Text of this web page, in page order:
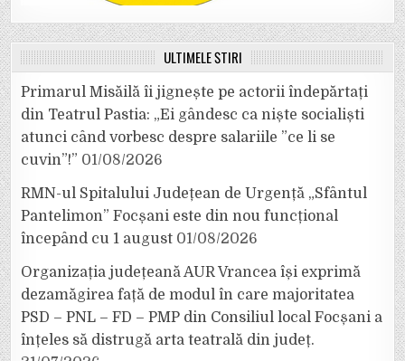
ULTIMELE ȘTIRI
Primarul Misăilă îi jignește pe actorii îndepărtați
din Teatrul Pastia: „Ei gândesc ca niște socialiști
atunci când vorbesc despre salariile ”ce li se
cuvin”!” 01/08/2026
RMN-ul Spitalului Județean de Urgență „Sfântul
Pantelimon” Focșani este din nou funcțional
începând cu 1 august 01/08/2026
Organizația județeană AUR Vrancea își exprimă
dezamăgirea față de modul în care majoritatea
PSD – PNL – FD – PMP din Consiliul local Focșani a
înțeles să distrugă arta teatrală din județ.